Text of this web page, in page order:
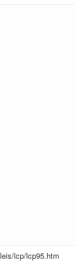
lcp/lcp95.htm